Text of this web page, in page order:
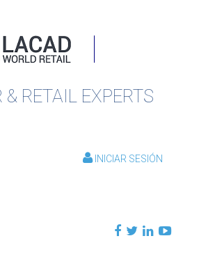
& RETAIL EXPERTS
INICIAR SESIÓN